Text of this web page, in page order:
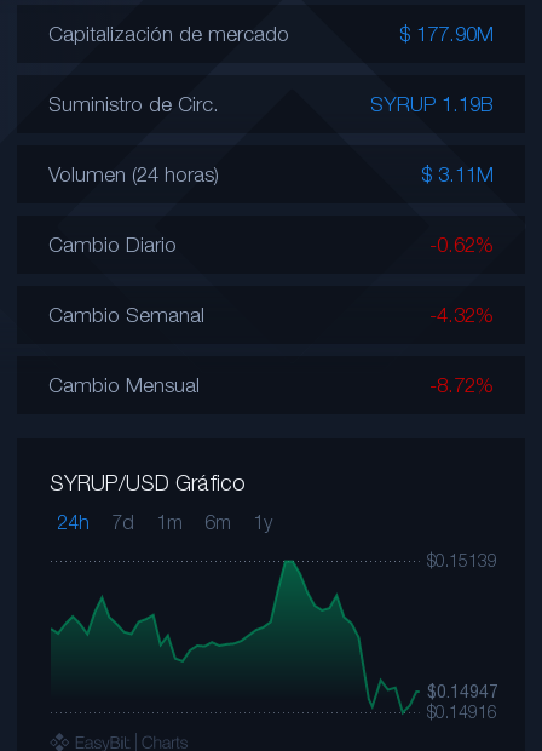
Capitalización de mercado $ 177.90M
Suministro de Circ. SYRUP 1.19B
Volumen (24 horas) $ 3.11M
Cambio Diario -0.62%
Cambio Semanal -4.32%
Cambio Mensual -8.72%
SYRUP/USD Gráfico
24h 7d 1m 6m 1y